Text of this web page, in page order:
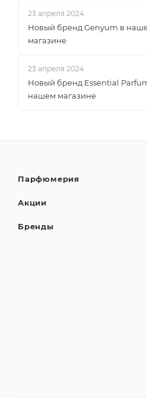
23 апреля 2024
Новый бренд Genyum в
магазине
23 апреля 2024
Новый бренд Essential
нашем магазине
Парфюмерия
Акции
Бренды